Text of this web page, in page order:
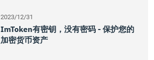
2023/12/31
ImToken有密钥，没有密码 - 保护您的
加密货币资产